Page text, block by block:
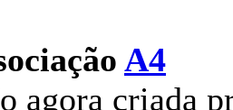
A4
agora criada